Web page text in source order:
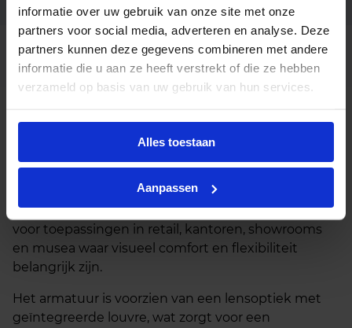
informatie over uw gebruik van onze site met onze
partners voor social media, adverteren en analyse. Deze
partners kunnen deze gegevens combineren met andere
informatie die u aan ze heeft verstrekt of die ze hebben
verzameld op basis van uw gebruik van hun services.
Alles toestaan
Aanpassen
Opties op
aanvraag
Casambi dimbaar, Dali dimbaar,
fase afsnijding dimbaar
Beschrijving
en hoogwaardige verlichtingsoplossing voor 3-fase
spanningsrails. Met een lengte van 855 mm en een
strak, minimalistisch ontwerp is dit armatuur ideaal
voor toepassingen in retail, kantoren, showrooms
en musea waar visueel comfort en flexibiliteit
belangrijk zijn.
Het armatuur is voorzien van een lensoptiek met
geïntegreerde louvre, wat zorgt voor een